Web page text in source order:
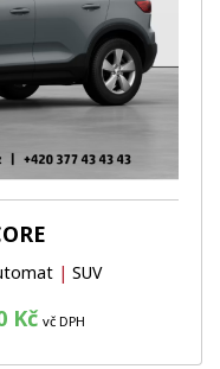
| SUV
Kč vč DPH